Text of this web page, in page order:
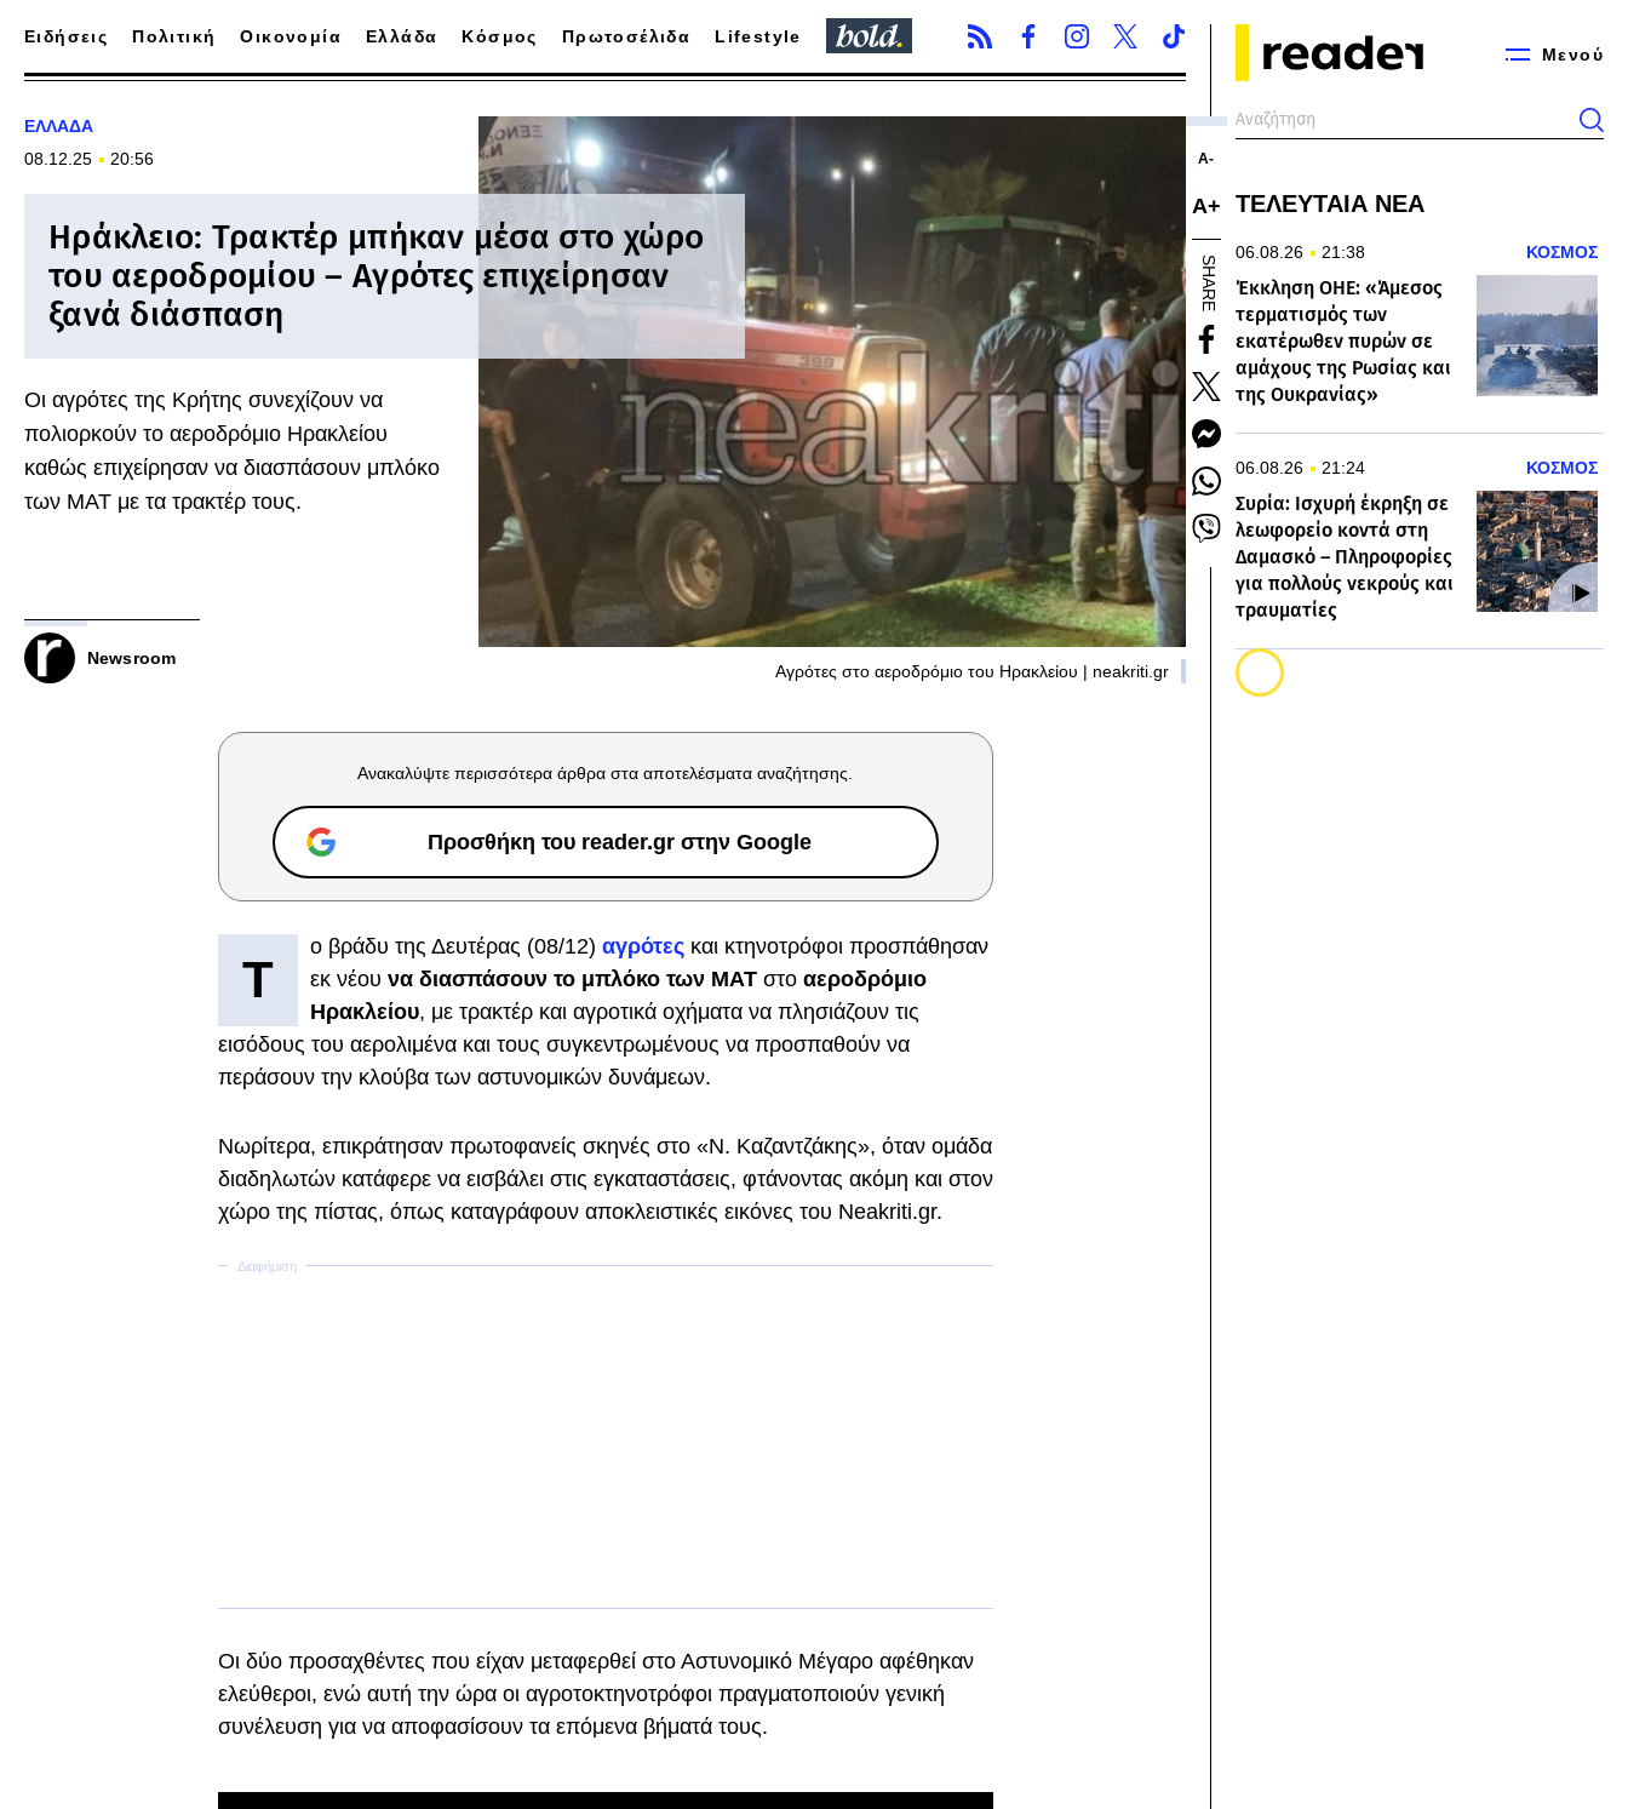
Μενού
Ειδήσεις Πολιτική Οικονομία Ελλάδα Κόσμος Πρωτοσέλιδα Lifestyle
ΕΛΛΑΔΑ
08.12.25
20:56
Ηράκλειο: Τρακτέρ μπήκαν μέσα στο χώρο
του αεροδρομίου – Αγρότες επιχείρησαν
ξανά διάσπαση
Οι αγρότες της Κρήτης συνεχίζουν να
πολιορκούν το αεροδρόμιο Ηρακλείου
καθώς επιχείρησαν να διασπάσουν μπλόκο
των ΜΑΤ με τα τρακτέρ τους.
Newsroom
Αγρότες στο αεροδρόμιο του Ηρακλείου | neakriti.gr
Α-
Α+
SHARE
Ανακαλύψτε περισσότερα άρθρα στα αποτελέσματα αναζήτησης.
Προσθήκη του reader.gr στην Google
Τ
ο βράδυ της Δευτέρας (08/12) αγρότες και κτηνοτρόφοι προσπάθησαν
εκ νέου να διασπάσουν το μπλόκο των ΜΑΤστο αεροδρόμιο
Ηρακλείου, με τρακτέρ και αγροτικά οχήματα να πλησιάζουν τις
εισόδους του αερολιμένα και τους συγκεντρωμένους να προσπαθούν να
περάσουν την κλούβα των αστυνομικών δυνάμεων.
Νωρίτερα, επικράτησαν πρωτοφανείς σκηνές στο «Ν. Καζαντζάκης», όταν ομάδα
διαδηλωτών κατάφερε να εισβάλει στις εγκαταστάσεις, φτάνοντας ακόμη και στον
χώρο της πίστας, όπως καταγράφουν αποκλειστικές εικόνες του Neakriti.gr.
Οι δύο προσαχθέντες που είχαν μεταφερθεί στο Αστυνομικό Μέγαρο αφέθηκαν
ελεύθεροι, ενώ αυτή την ώρα οι αγροτοκτηνοτρόφοι πραγματοποιούν γενική
συνέλευση για να αποφασίσουν τα επόμενα βήματά τους.
ΤΕΛΕΥΤΑΙΑ ΝΕΑ
06.08.26 21:38 ΚΟΣΜΟΣ
Έκκληση ΟΗΕ: «Άμεσος
τερματισμός των
εκατέρωθεν πυρών σε
αμάχους της Ρωσίας και
της Ουκρανίας»
06.08.26 21:24 ΚΟΣΜΟΣ
Συρία: Ισχυρή έκρηξη σε
λεωφορείο κοντά στη
Δαμασκό – Πληροφορίες
για πολλούς νεκρούς και
τραυματίες